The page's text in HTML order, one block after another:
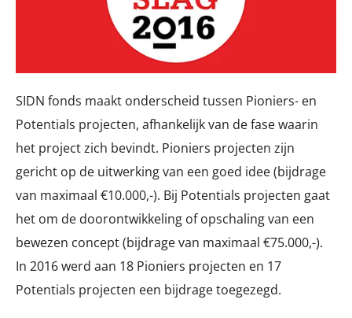
SIDN fonds maakt onderscheid tussen Pioniers- en
Potentials projecten, afhankelijk van de fase waarin
het project zich bevindt. Pioniers projecten zijn
gericht op de uitwerking van een goed idee (bijdrage
van maximaal €10.000,-). Bij Potentials projecten gaat
het om de doorontwikkeling of opschaling van een
bewezen concept (bijdrage van maximaal €75.000,-).
In 2016 werd aan 18 Pioniers projecten en 17
Potentials projecten een bijdrage toegezegd.